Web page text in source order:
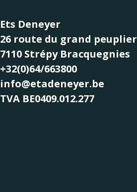
Ets Deneyer
26 route du grand peuplier
7110 Strépy Bracquegnies
+32(0)64/663800
info@etadeneyer.be
TVA BE0409.012.277